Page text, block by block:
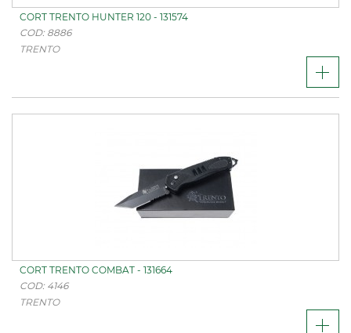
CORT TRENTO HUNTER 120 - 131574
COD: 8886
TRENTO
CORT TRENTO COMBAT - 131664
COD: 4146
TRENTO